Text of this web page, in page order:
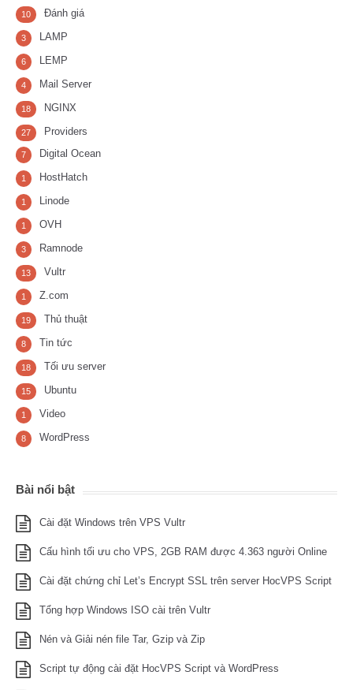
Đánh giá
10
LAMP
3
LEMP
6
Mail Server
4
NGINX
18
Providers
27
Digital Ocean
7
HostHatch
1
Linode
1
OVH
1
Ramnode
3
Vultr
13
Z.com
1
Thủ thuật
19
Tin tức
8
Tối ưu server
18
Ubuntu
15
Video
1
WordPress
8
Bài nổi bật
Cài đặt Windows trên VPS Vultr
Cấu hình tối ưu cho VPS, 2GB RAM được 4.363 người Online
Cài đặt chứng chỉ Let’s Encrypt SSL trên server HocVPS Script
Tổng hợp Windows ISO cài trên Vultr
Nén và Giải nén file Tar, Gzip và Zip
Script tự động cài đặt HocVPS Script và WordPress